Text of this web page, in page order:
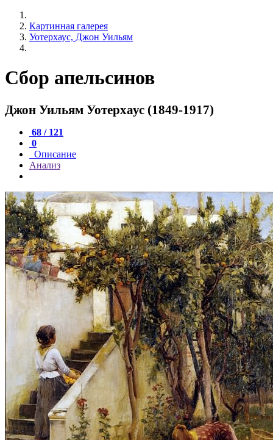
Картинная галерея
Уотерхаус, Джон Уильям
Сбор апельсинов
Джон Уильям Уотерхаус (1849-1917)
68 / 121
0
Описание
Анализ